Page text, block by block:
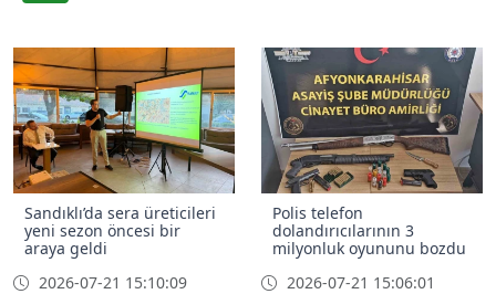
Sandıklı’da sera üreticileri
yeni sezon öncesi bir
araya geldi
2026-07-21 15:10:09
Polis telefon
dolandırıcılarının 3
milyonluk oyununu bozdu
2026-07-21 15:06:01